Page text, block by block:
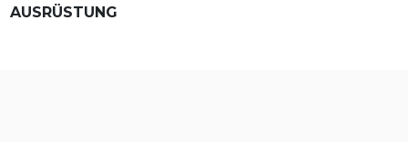
AUSRÜSTUNG